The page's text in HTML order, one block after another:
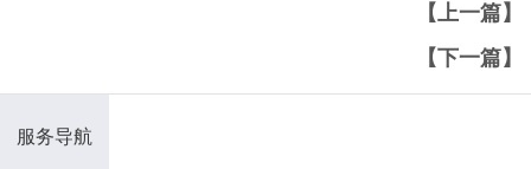
【上一篇】
【下一篇】
服务导航